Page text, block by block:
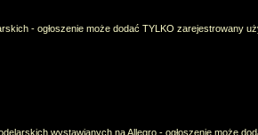
- ogłoszenie może dodać TYLKO zarejestrowany
wystawianych na Allegro - ogłoszenie może